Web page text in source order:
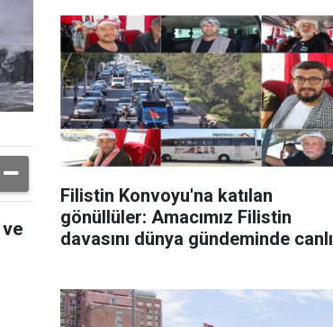
Filistin Konvoyu'na katılan
gönüllüler: Amacımız Filistin
davasını dünya gündeminde canlı